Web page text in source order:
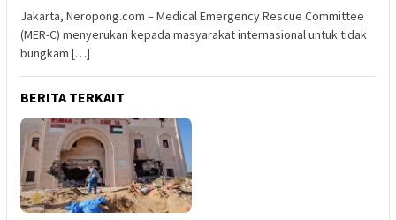
Jakarta, Neropong.com – Medical Emergency Rescue Committee
(MER-C) menyerukan kepada masyarakat internasional untuk tidak
bungkam […]
BERITA TERKAIT